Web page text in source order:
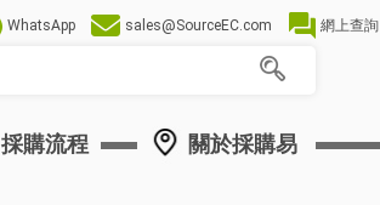
WhatsApp sales@SourceEC.com 網上查詢
採購流程 關於採購易